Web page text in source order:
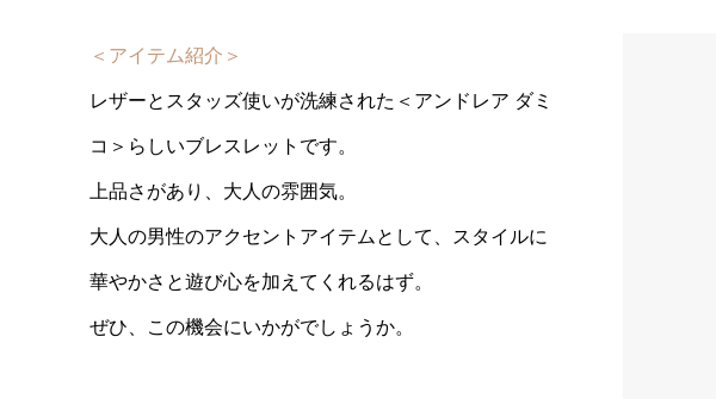
＜アイテム紹介＞
レザーとスタッズ使いが洗練された＜アンドレア ダミ
コ＞らしいブレスレットです。
上品さがあり、大人の雰囲気。
大人の男性のアクセントアイテムとして、スタイルに
華やかさと遊び心を加えてくれるはず。
ぜひ、この機会にいかがでしょうか。